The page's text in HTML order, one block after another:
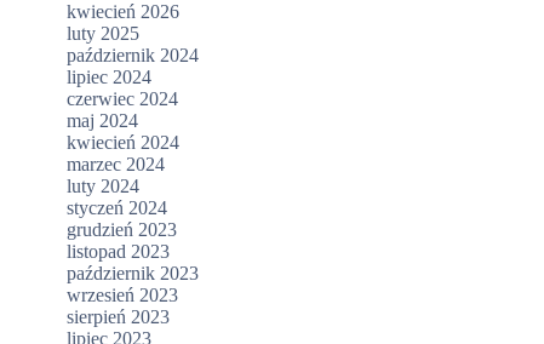
kwiecień 2026
luty 2025
październik 2024
lipiec 2024
czerwiec 2024
maj 2024
kwiecień 2024
marzec 2024
luty 2024
styczeń 2024
grudzień 2023
listopad 2023
październik 2023
wrzesień 2023
sierpień 2023
lipiec 2023